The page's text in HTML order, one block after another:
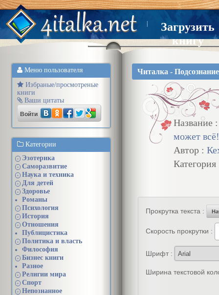
Загрузить
книгу
Меню пользователя
Избраные/просмотреные
книги
Ваши цитаты
Войти
Категории
+ Эзотерика
+ Саморазвитие
+ Наука и техника
+ Для детей
+
Здоровье
Романы
+ Психология
+ История
+
Отношения
Публицистика
+
Политика и власть
Философия
+
Бизнес книги
Разное
+ Религии мира
+ Спорт
+ Непознанное
Читалка -
Название
может всё!
Автор :
Прокрутка текста :
Скорость прокрутки :
Шрифт :
Ширина текстовой